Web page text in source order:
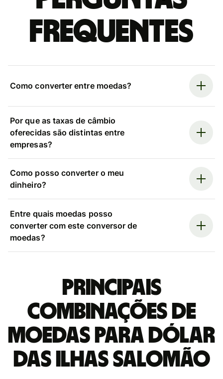
frequentes
Como converter entre moedas?
Por que as taxas de câmbio
oferecidas são distintas entre
empresas?
Como posso converter o meu
dinheiro?
Entre quais moedas posso
converter com este conversor de
moedas?
Principais
combinações de
moedas para Dólar
das Ilhas Salomão